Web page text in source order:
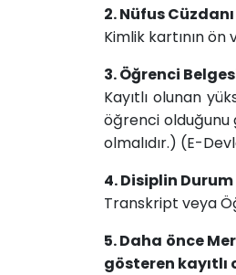
2. Nüfus Cüzdanı
Kimlik kartının ön
3. Öğrenci
Kayıtlı olunan
öğrenci olduğunu
olmalıdır.) (E-
4. Disiplin
Transkript veya
5. Daha önce
gösteren kayıtlı